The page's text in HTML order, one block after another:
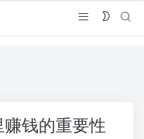
钱的重要性